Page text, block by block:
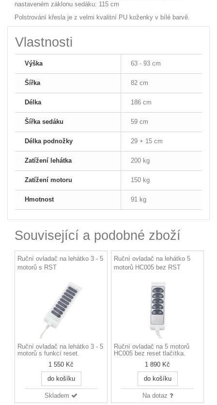
nastaveném záklonu sedáku: 115 cm
Polstrování křesla je z velmi kvalitní PU koženky v bílé barvě.
Vlastnosti
Výška 63 - 93 cm
Šířka 82 cm
Délka 186 cm
Šířka sedáku 59 cm
Délka podnožky 29 + 15 cm
Zatížení lehátka 200 kg
Zatížení motoru 150 kg
Hmotnost 91 kg
Související a podobné zboží
Ruční ovladač na lehátko 3 - 5
motorů s RST
Ruční ovladač na lehátko 3 - 5
motorů s funkcí reset.
1 550 Kč
do košíku
Skladem
Ruční ovladač na lehátko 5
motorů HC005 bez RST
Ruční ovladač na 5 motorů
HC005 bez reset tlačítka.
1 890 Kč
do košíku
Na dotaz